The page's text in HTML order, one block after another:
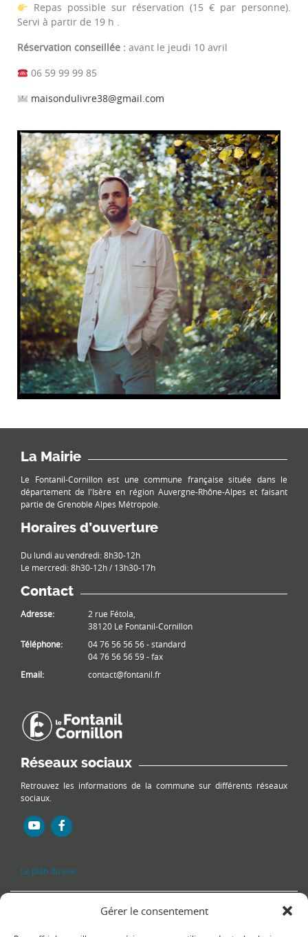
Gérer le consentement
Repas possible sur réservation (15 € par personne).
Servi à partir de 19 h .
Réservation conseillée : avant le jeudi 10 avril
06 59 99 99 85
maisondulivre38@gmail.com
La Mairie
Le Fontanil-Cornillon est une commune française située dans le
département de l'Isère en région Auvergne-Rhône-Alpes et faisant
partie de Grenoble Alpes Métropole.
Horaires d’ouverture
Du lundi au vendredi: 8h30-12h
Le mercredi: 8h30-12h / 13h30-17h
Contact
Adresse:
2 rue Fétola,
38120 Le Fontanil-Cornillon
Téléphone:
04 76 56 56 56 - standard
04 76 56 56 59 - fax
Email:
contact@fontanil.fr
Réseaux sociaux
Retrouvez les informations de la commune sur différents réseaux
sociaux.
Le plan du site